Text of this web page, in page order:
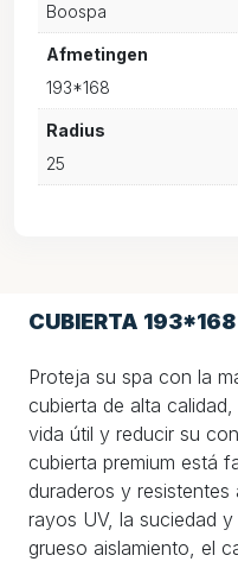
Boospa
Afmetingen
193*168
Radius
25
CUBIERTA 193*168
Proteja su spa con la
cubierta de alta
vida útil y reducir su
cubierta premium está
duraderos y resistentes
rayos UV, la suciedad
grueso aislamiento, el